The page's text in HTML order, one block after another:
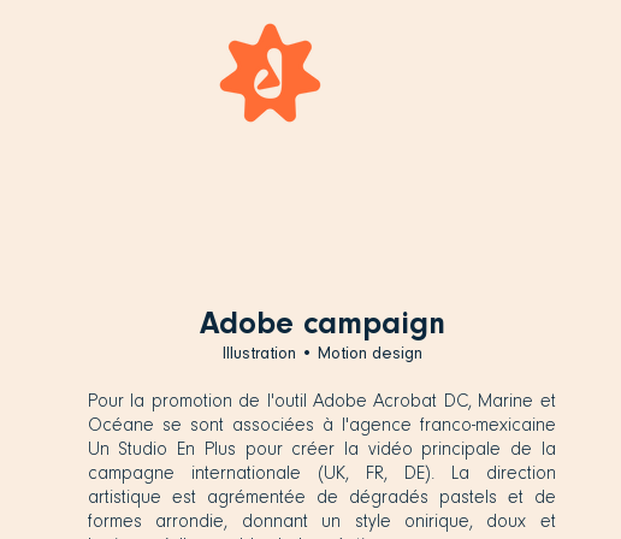
Adobe campaign
Illustration • Motion design
Pour la promotion de l'outil Adobe Acrobat DC, Marine et
Océane se sont associées à l'agence franco-mexicaine
Un Studio En Plus pour créer la vidéo principale de la
campagne internationale (UK, FR, DE). La direction
artistique est agrémentée de dégradés pastels et de
formes arrondie, donnant un style onirique, doux et